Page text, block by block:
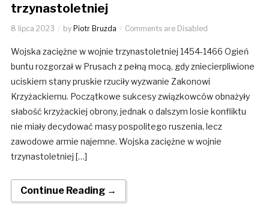
trzynastoletniej
8 lipca 2023 by Piotr Bruzda Comments are Disabled
Wojska zaciężne w wojnie trzynastoletniej 1454-1466 Ogień
buntu rozgorzał w Prusach z pełną mocą, gdy zniecierpliwione
uciskiem stany pruskie rzuciły wyzwanie Zakonowi
Krzyżackiemu. Początkowe sukcesy związkowców obnażyły
słabość krzyżackiej obrony, jednak o dalszym losie konfliktu
nie miały decydować masy pospolitego ruszenia, lecz
zawodowe armie najemne. Wojska zaciężne w wojnie
trzynastoletniej […]
Continue Reading →